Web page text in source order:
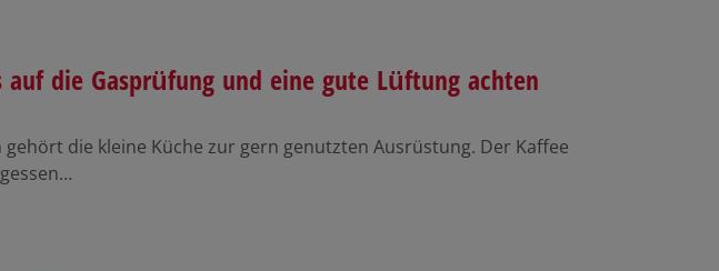
die Gasprüfung und eine gute Lüftung achten
die kleine Küche zur gern genutzten Ausrüstung. Der Kaffee